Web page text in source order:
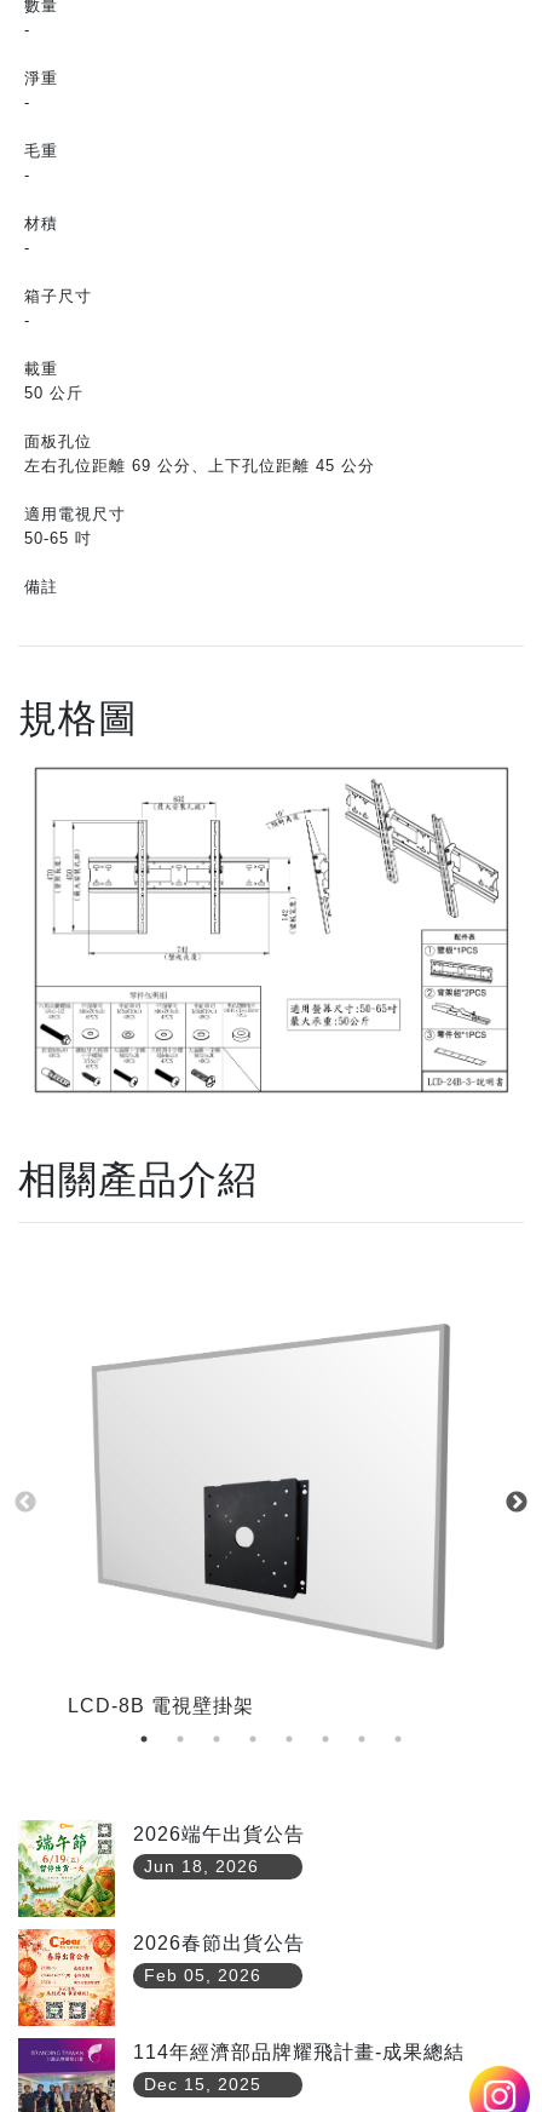
數量
-
淨重
-
毛重
-
材積
-
箱子尺寸
-
載重
50 公斤
面板孔位
左右孔位距離 69 公分、上下孔位距離 45 公分
適用電視尺寸
50-65 吋
備註
規格圖
相關產品介紹
LCD-8B 電視壁掛架
2026端午出貨公告
Jun 18, 2026
2026春節出貨公告
Feb 05, 2026
114年經濟部品牌耀飛計畫-成果總結
Dec 15, 2025